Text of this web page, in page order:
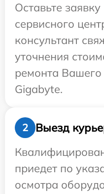
Оставьте
сервисного
консультант
уточнения
ремонта Вашего
Gigabyte.
2
Выезд
приедет по
осмотра